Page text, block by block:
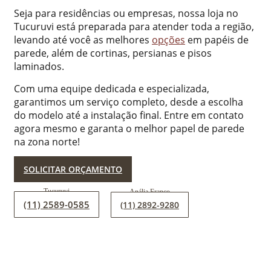
Seja para residências ou empresas, nossa loja no
Tucuruvi está preparada para atender toda a região,
levando até você as melhores opções em papéis de
parede, além de cortinas, persianas e pisos
laminados.
Com uma equipe dedicada e especializada,
garantimos um serviço completo, desde a escolha
do modelo até a instalação final. Entre em contato
agora mesmo e garanta o melhor papel de parede
na zona norte!
SOLICITAR ORÇAMENTO
(11) 2589-0585 (11) 2892-9280